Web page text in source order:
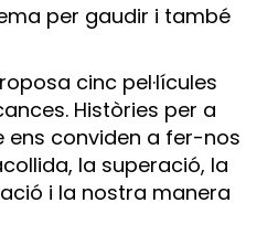
per gaudir i també
cinc pel·lícules
Històries per a
ens conviden a fer-nos
la superació, la
i la nostra manera